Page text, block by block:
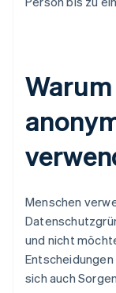
Menschen
und nicht
sich auch